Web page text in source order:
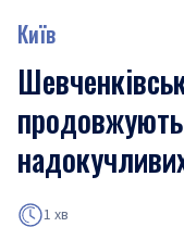
Київ
1 хв